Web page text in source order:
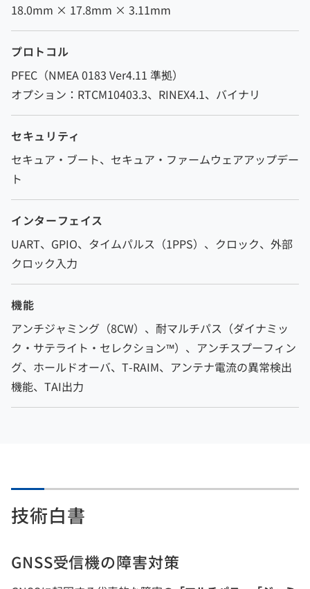
18.0mm × 17.8mm × 3.11mm
プロトコル
PFEC（NMEA 0183 Ver4.11 準拠）
オプション：RTCM10403.3、RINEX4.1、バイナリ
セキュリティ
セキュア・ブート、セキュア・ファームウェアアップデー
ト
インターフェイス
UART、GPIO、タイムパルス（1PPS）、クロック、外部
クロック入力
機能
アンチジャミング（8CW）、耐マルチパス（ダイナミッ
ク・サテライト・セレクション™）、アンチスプーフィン
グ、ホールドオーバ、T-RAIM、アンテナ電流の異常検出
機能、TAI出力
技術白書
GNSS受信機の障害対策